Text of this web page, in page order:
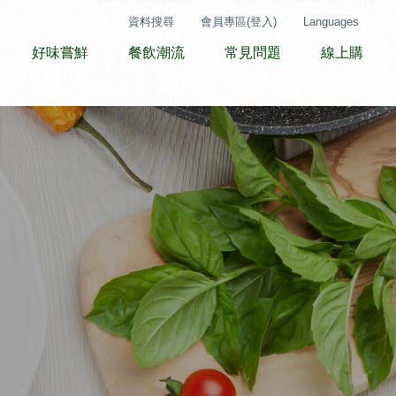
好味嘗鮮 餐飲潮流 常見問題 線上購
資料搜尋 會員專區(登入) Languages